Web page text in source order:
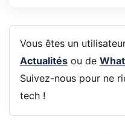
Vous êtes un
Actualitésou de
Suivez-nous pour ne
tech !